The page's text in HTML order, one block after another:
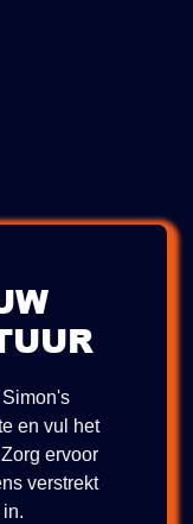
en vul het
ervoor
verstrekt